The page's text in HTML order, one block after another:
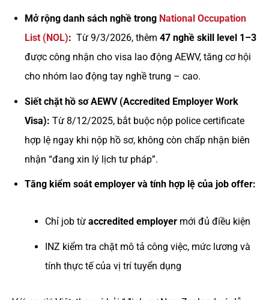
Mở rộng danh sách nghề trong National Occupation
List (NOL): Từ 9/3/2026, thêm 47 nghề skill level 1–3
được công nhận cho visa lao động AEWV, tăng cơ hội
cho nhóm lao động tay nghề trung – cao.
Siết chặt hồ sơ AEWV (Accredited Employer Work
Visa): Từ 8/12/2025, bắt buộc nộp police certificate
hợp lệ ngay khi nộp hồ sơ, không còn chấp nhận biên
nhận “đang xin lý lịch tư pháp”.
Tăng kiểm soát employer và tính hợp lệ của job offer:
Chỉ job từ accredited employermới đủ điều kiện
INZ kiểm tra chặt mô tả công việc, mức lương và
tính thực tế của vị trí tuyển dụng